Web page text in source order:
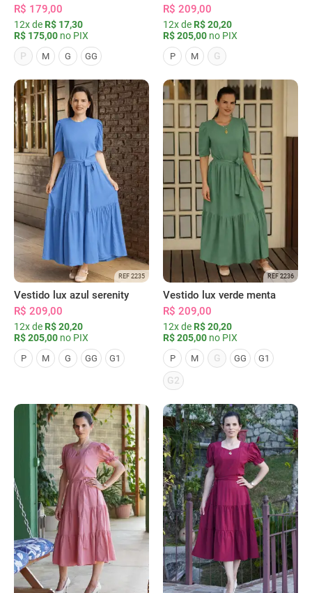
R$ 179,00
12x de R$ 17,30
R$ 175,00 no PIX
P
M G GG
R$ 209,00
12x de R$ 20,20
R$ 205,00 no PIX
P M G
REF 2235
Vestido lux azul serenity
R$ 209,00
12x de R$ 20,20
R$ 205,00 no PIX
P M G GG G1
REF 2236
Vestido lux verde menta
R$ 209,00
12x de R$ 20,20
R$ 205,00 no PIX
P M G GG G1
G2